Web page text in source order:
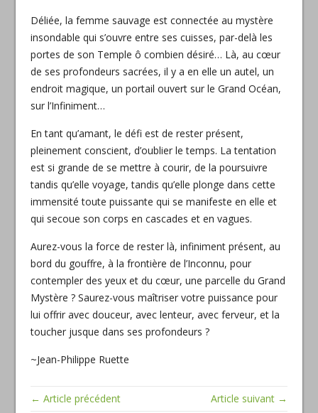
Déliée, la femme sauvage est connectée au mystère
insondable qui s’ouvre entre ses cuisses, par-delà les
portes de son Temple ô combien désiré… Là, au cœur
de ses profondeurs sacrées, il y a en elle un autel, un
endroit magique, un portail ouvert sur le Grand Océan,
sur l’Infiniment…
En tant qu’amant, le défi est de rester présent,
pleinement conscient, d’oublier le temps. La tentation
est si grande de se mettre à courir, de la poursuivre
tandis qu’elle voyage, tandis qu’elle plonge dans cette
immensité toute puissante qui se manifeste en elle et
qui secoue son corps en cascades et en vagues.
Aurez-vous la force de rester là, infiniment présent, au
bord du gouffre, à la frontière de l’Inconnu, pour
contempler des yeux et du cœur, une parcelle du Grand
Mystère ? Saurez-vous maîtriser votre puissance pour
lui offrir avec douceur, avec lenteur, avec ferveur, et la
toucher jusque dans ses profondeurs ?
~Jean-Philippe Ruette
← Article précédent Article suivant →